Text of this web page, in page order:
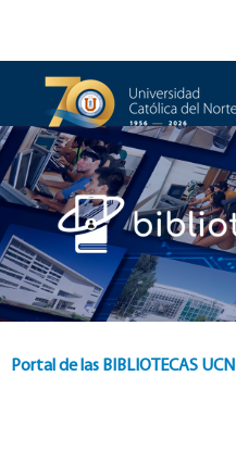
Portal de las BIBLIOTECAS UCN